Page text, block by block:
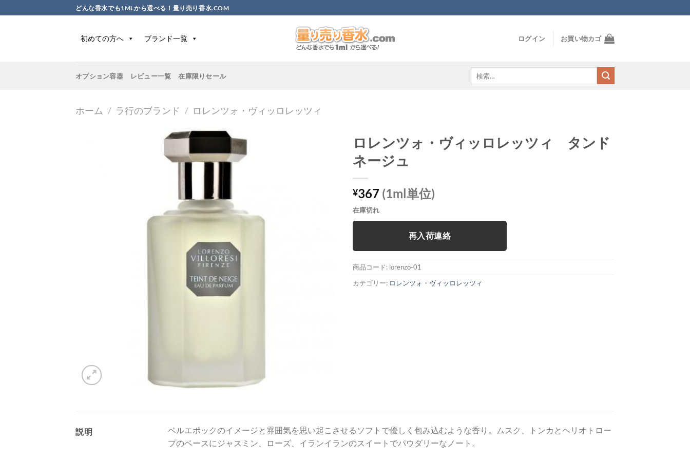
to
どんな香水でも1MLから選べる！量り売り香水.COM
初めての方へ ブランド一覧 ログイン お買い物カゴ
オプション容器 レビュー一覧 在庫限りセール
ホーム / ラ行のブランド / ロレンツォ・ヴィッロレッツィ
ロレンツォ・ヴィッロレッツィ タンド
ネージュ
¥367 (1ml単位)
在庫切れ
再入荷連絡
商品コード: lorenzo-01
カテゴリー: ロレンツォ・ヴィッロレッツィ
説明
ベルエポックのイメージと雰囲気を思い起こさせるソフトで優しく包み込むような香り。ムスク、トンカとヘリオトロー
プのベースにジャスミン、ローズ、イランイランのスイートでパウダリーなノート。